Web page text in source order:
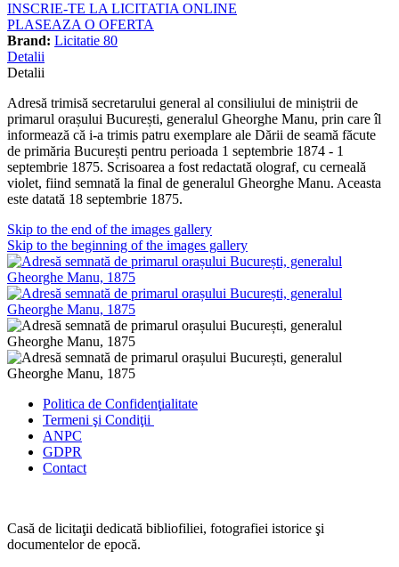
INSCRIE-TE LA LICITATIA ONLINE
PLASEAZA O OFERTA
Brand: Licitatie 80
Detalii
Detalii
Adresă trimisă secretarului general al consiliului de miniștrii de
primarul orașului București, generalul Gheorghe Manu, prin care îl
informează că i-a trimis patru exemplare ale Dării de seamă făcute
de primăria București pentru perioada 1 septembrie 1874 - 1
septembrie 1875. Scrisoarea a fost redactată olograf, cu cerneală
violet, fiind semnată la final de generalul Gheorghe Manu. Aceasta
este datată 18 septembrie 1875.
Skip to the end of the images gallery
Skip to the beginning of the images gallery
Politica de Confidenţialitate
Termeni şi Condiţii
ANPC
GDPR
Contact
Casă de licitaţii dedicată bibliofiliei, fotografiei istorice şi
documentelor de epocă.